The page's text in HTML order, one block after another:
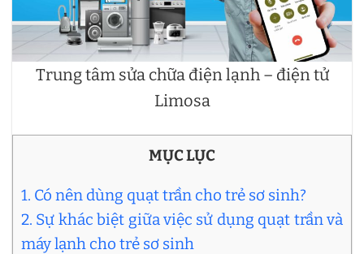
Trung tâm sửa chữa điện lạnh – điện tử
Limosa
MỤC LỤC
1. Có nên dùng quạt trần cho trẻ sơ sinh?
2. Sự khác biệt giữa việc sử dụng quạt trần và
máy lạnh cho trẻ sơ sinh